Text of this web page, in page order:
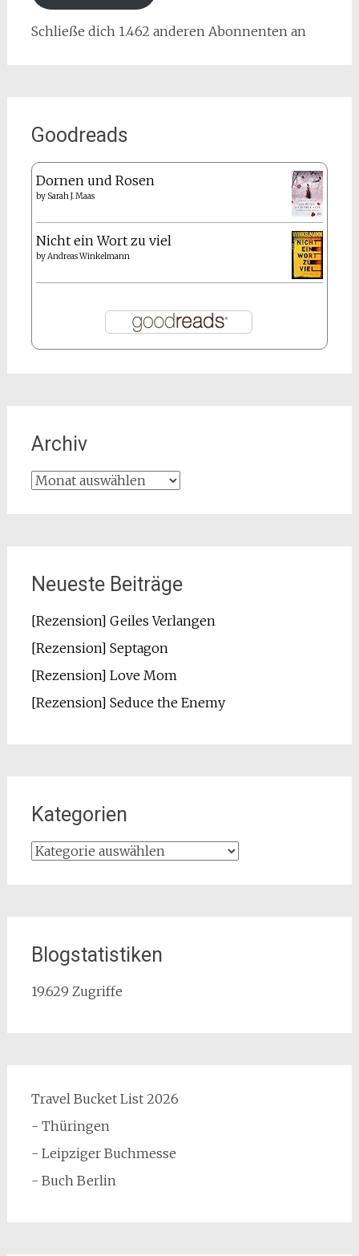
Schließe dich 1.462 anderen Abonnenten an
Goodreads
Dornen und Rosen
by Sarah J. Maas
Nicht ein Wort zu viel
byAndreas Winkelmann
Archiv
Archiv
Neueste Beiträge
[Rezension] Geiles Verlangen
[Rezension] Septagon
[Rezension] Love Mom
[Rezension] Seduce the Enemy
Kategorien
Kategorien
Blogstatistiken
19.629 Zugriffe
Travel Bucket List 2026
- Thüringen
- Leipziger Buchmesse
- Buch Berlin